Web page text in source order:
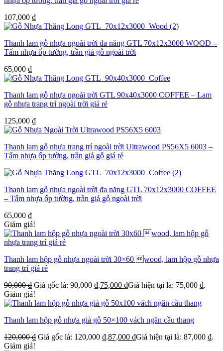
107,000 ₫
Thanh lam gỗ nhựa ngoài trời đa năng GTL 70x12x3000 WOOD –
Tấm nhựa ốp tường, trần giả gỗ ngoài trời
65,000 ₫
Thanh lam gỗ nhựa ngoài trời GTL 90x40x3000 COFFEE – Lam
gỗ nhựa trang trí ngoài trời giá rẻ
125,000 ₫
Thanh lam gỗ nhựa trang trí ngoài trời Ultrawood PS56X5 6003 –
Tấm nhựa ốp tường, trần giả gỗ giá rẻ
Thanh lam gỗ nhựa ngoài trời đa năng GTL 70x12x3000 COFFEE
– Tấm nhựa ốp tường, trần giả gỗ ngoài trời
65,000 ₫
Giảm giá!
Thanh lam hộp gỗ nhựa ngoài trời 30×60 wood, lam hộp gỗ nhựa
trang trí giá rẻ
90,000₫ Giá gốc là: 90,000 ₫.75,000 ₫Giá hiện tại là: 75,000 ₫.
Giảm giá!
Thanh lam hộp gỗ nhựa giả gỗ 50×100 vách ngăn cầu thang
120,000₫ Giá gốc là: 120,000 ₫.87,000 ₫Giá hiện tại là: 87,000 ₫.
Giảm giá!